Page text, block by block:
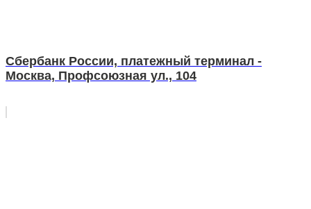
Сбербанк России, платежный терминал -
Москва, Профсоюзная ул., 104